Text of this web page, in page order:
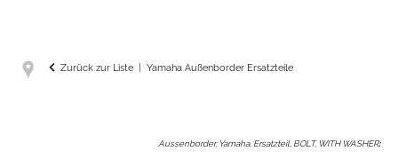
Zurück zur Liste Yamaha Außenborder Ersatzteile
Aussenborder, Yamaha, Ersatzteil, BOLT, WITH WASHER: